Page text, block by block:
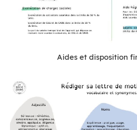
Aides et disposition